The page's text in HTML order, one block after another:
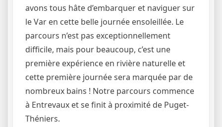
avons tous hâte d’embarquer et naviguer sur
le Var en cette belle journée ensoleillée. Le
parcours n’est pas exceptionnellement
difficile, mais pour beaucoup, c’est une
première expérience en rivière naturelle et
cette première journée sera marquée par de
nombreux bains ! Notre parcours commence
à Entrevaux et se finit à proximité de Puget-
Théniers.